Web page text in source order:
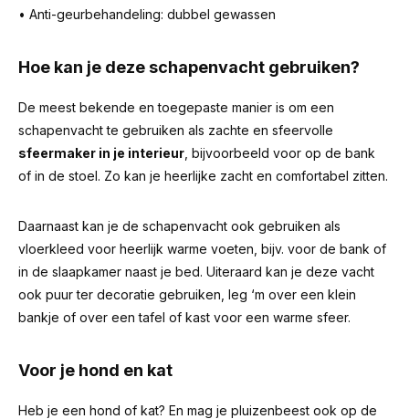
• Anti-geurbehandeling: dubbel gewassen
Hoe kan je deze schapenvacht gebruiken?
De meest bekende en toegepaste manier is om een
schapenvacht te gebruiken als zachte en sfeervolle
sfeermaker in je interieur , bijvoorbeeld voor op de bank
of in de stoel. Zo kan je heerlijke zacht en comfortabel zitten.
Daarnaast kan je de schapenvacht ook gebruiken als
vloerkleed voor heerlijk warme voeten, bijv. voor de bank of
in de slaapkamer naast je bed. Uiteraard kan je deze vacht
ook puur ter decoratie gebruiken, leg ‘m over een klein
bankje of over een tafel of kast voor een warme sfeer.
Voor je hond en kat
Heb je een hond of kat? En mag je pluizenbeest ook op de